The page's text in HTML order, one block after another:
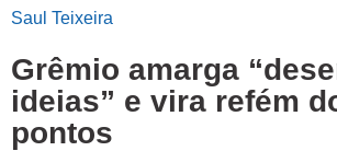
Saul Teixeira
Grêmio amarga
ideias” e vira refém
pontos